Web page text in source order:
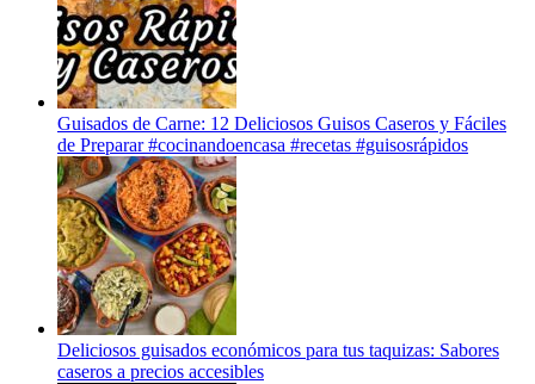
Guisados de Carne: 12 Deliciosos Guisos Caseros y Fáciles
de Preparar #cocinandoencasa #recetas #guisosrápidos
Deliciosos guisados económicos para tus taquizas: Sabores
caseros a precios accesibles